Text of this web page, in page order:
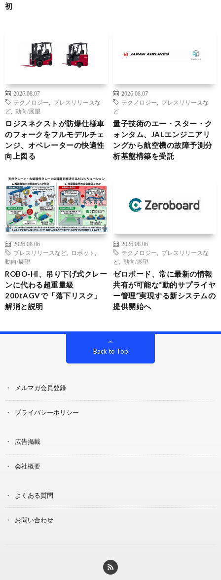
初
2026.08.07
テクノロジー
プレスリリースな
ど
動向/展望
ロジスネクストが防爆仕様車
のフォークをフルモデルチェ
ンジ、オペレーターの快適性
向上図る
2026.08.07
テクノロジー
プレスリリースな
ど
量子技術のエー・スター・ク
ォンタム、JALエンジニアリ
ングから航空機の故障予測分
析基盤構築を受託
2026.08.06
プレスリリースなど
ロボット
動向/展望
ROBO-HI、吊り下げ式クレー
ンに代わる超重量級
200tAGVで「落下リスク」
解消と説明
2026.08.06
テクノロジー
プレスリリースな
ど
動向/展望
ゼロボード、常に最新の情報
共有が可能な“動的サプライヤ
ー管理”実現する新システムの
提供開始へ
Back to Top
メルマガ会員登録
プライバシーポリシー
広告掲載
会社概要
よくある質問
お問い合わせ